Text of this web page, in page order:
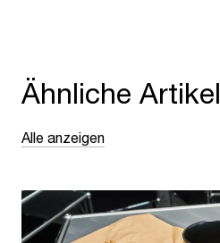
Ähnliche Artikel
Alle anzeigen